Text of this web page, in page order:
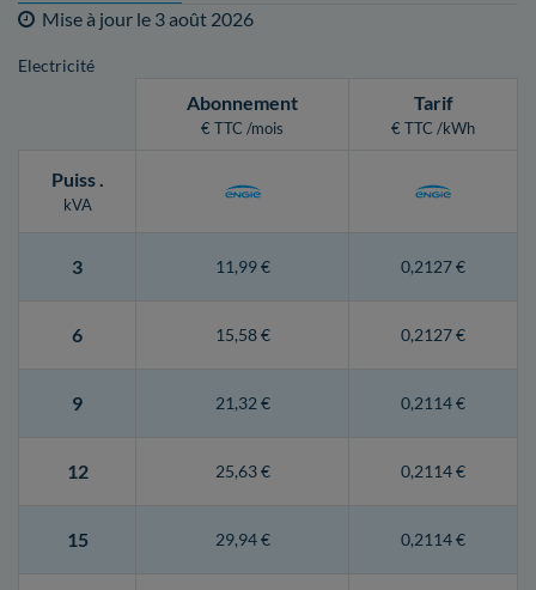
Mise à jour le 3 août 2026
Electricité
Abonnement
€ TTC /mois
Tarif
€ TTC /kWh
Puiss.
kVA
3 11,99 € 0,2127 €
6 15,58 € 0,2127 €
9 21,32 € 0,2114 €
12 25,63 € 0,2114 €
15 29,94 € 0,2114 €